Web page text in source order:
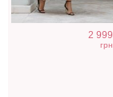
2 999
грн
Трендовое
шелковое платье
в бежевом цвете